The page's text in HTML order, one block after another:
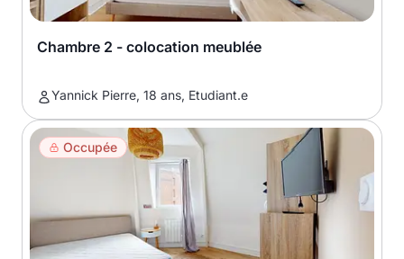
Chambre 2 - colocation meublée
Yannick Pierre, 18 ans, Etudiant.e
Occupée